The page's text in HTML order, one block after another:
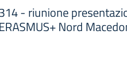
- riunione
ERASMUS+ Nord